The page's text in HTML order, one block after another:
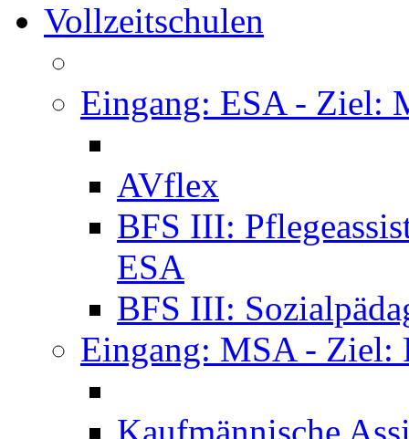
Vollzeitschulen
Eingang: ESA - Ziel:
AVflex
BFS III:
ESA
BFS III:
Eingang: MSA - Ziel: